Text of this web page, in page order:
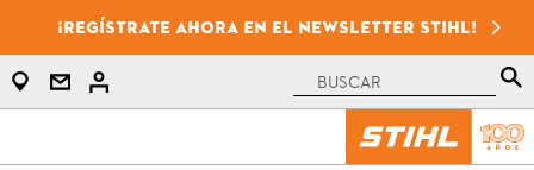
¡Regístrate ahora en el newsletter STIHL!